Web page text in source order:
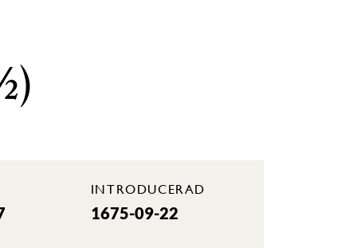
INTRODUCERAD
1675-09-22